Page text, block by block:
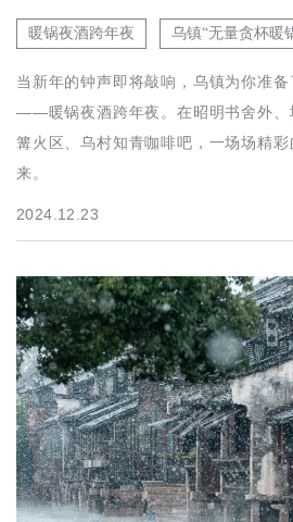
暖锅夜酒跨年夜 乌镇“无量贪杯暖
当新年的钟声即将敲响，乌镇为你准
——暖锅夜酒跨年夜。在昭明书舍外、
篝火区、乌村知青咖啡吧，一场场精彩
来。
2024.12.23